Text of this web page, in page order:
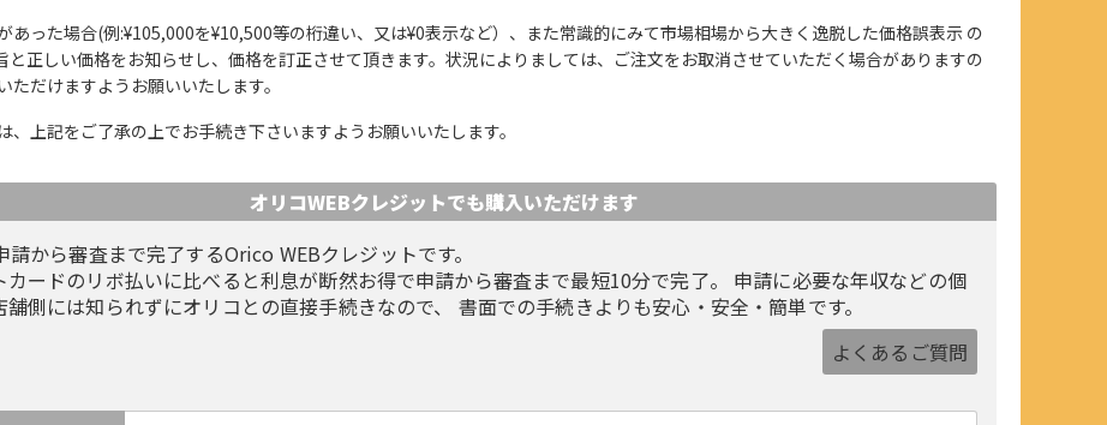
あった場合(例:¥105,000を¥10,500等の桁違い、又は¥0表示など）、また常識的にみて市場相場から大きく逸脱した価格誤表示 の
と正しい価格をお知らせし、価格を訂正させて頂きます。状況によりましては、ご注文をお取消させていただく場合がありますの
ただけますようお願いいたします。
、上記をご了承の上でお手続き下さいますようお願いいたします。
オリコWEBクレジットでも購入いただけます
請から審査まで完了するOrico WEBクレジットです。
カードのリボ払いに比べると利息が断然お得で申請から審査まで最短10分で完了。 申請に必要な年収などの個
舗側には知られずにオリコとの直接手続きなので、 書面での手続きよりも安心・安全・簡単です。
よくあるご質問